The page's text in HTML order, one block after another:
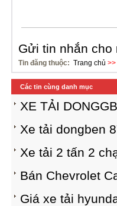
Gửi tin nhắn cho
Tin đăng thuộc: Trang chủ >>
Các tin cùng danh mục
XE TẢI
Xe tải dongben
Xe tải 2 tấn 2
Bán Chevrolet
Giá xe tải